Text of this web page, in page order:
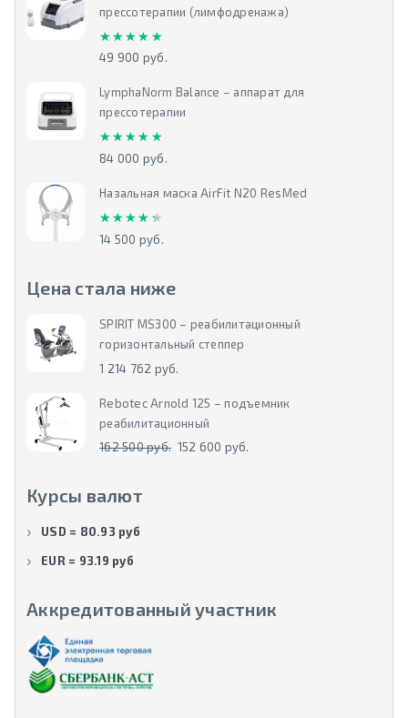
прессотерапии (лимфодренажа)
★★★★★
★★★★★
49 900 руб.
LymphaNorm Balance – аппарат для
прессотерапии
★★★★★
★★★★★
84 000 руб.
Назальная маска AirFit N20 ResMed
★★★★★
★★★★★
14 500 руб.
Цена стала ниже
SPIRIT MS300 – реабилитационный
горизонтальный степпер
1 214 762 руб.
Rebotec Arnold 125 – подъемник
реабилитационный
162 500 руб. 152 600 руб.
Курсы валют
USD = 80.93 руб
EUR = 93.19 руб
Аккредитованный участник